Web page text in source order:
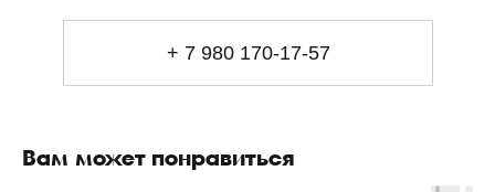
+ 7 980 170-17-57
Вам может понравиться
Ценность обретения
Купить за 100 000 ₽
Купить за 100 000 ₽